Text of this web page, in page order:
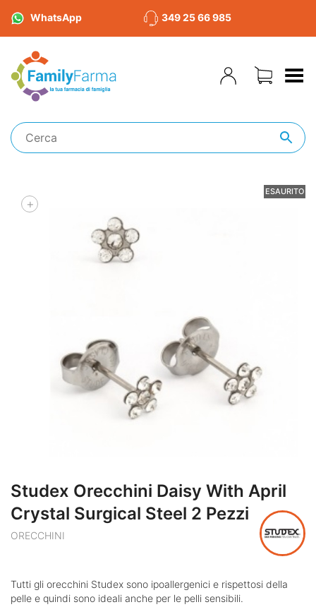
WhatsApp 349 25 66 985
Toggle Menu
ESAURITO
+
Studex Orecchini Daisy With April
Crystal Surgical Steel 2 Pezzi
ORECCHINI
Tutti gli orecchini Studex sono ipoallergenici e rispettosi della
pelle e quindi sono ideali anche per le pelli sensibili.